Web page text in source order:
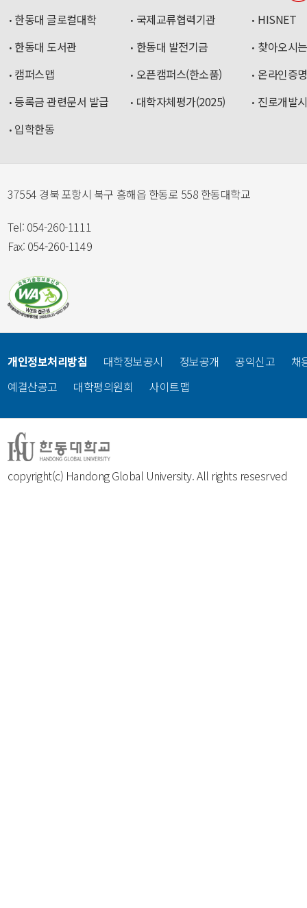
한동대 글로컬대학 국제교류협력기관
HISNET
한동대 도서관
한동대 발전기금
찾아오시
캠퍼스맵
오픈캠퍼스(한소품)
온라인증
등록금 관련문서 발급
대학자체평가(2025)
진로개발
입학한동
37554 경북 포항시 북구 흥해읍 한동로 558 한동대학교
Tel: 054-260-1111
Fax: 054-260-1149
copyright(c) Handong Global University. All rights resesrved
개인정보처리방침 대학정보공시 정보공개 공익신고
채
예결산공고
대학평의원회 사이트맵